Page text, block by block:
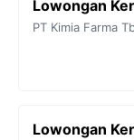
o
e
r
Lowongan
PT Kimia Farma
Lowongan